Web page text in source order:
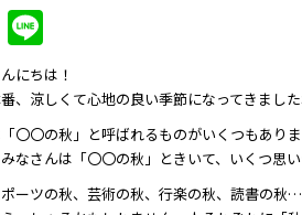
X
n
e
にちは！
、涼しくて心地の良い季節になってきました
〇〇の秋」と呼ばれるものがいくつもありま
なさんは「〇〇の秋」ときいて、いくつ思
ーツの秋、芸術の秋、行楽の秋、読書の